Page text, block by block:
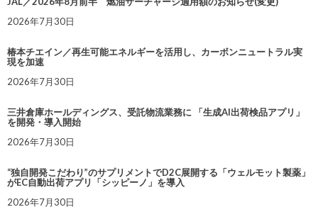
2026年7月30日
椿本チエイン／再生可能エネルギーを活用し、カーボンニュートラル実
現を加速
2026年7月30日
三井倉庫ホールディングス、受託物流業務に 「生成AI出荷検品アプリ」
を開発・導入開始
2026年7月30日
“独自開発こだわり”のサプリメントでD2C展開する「ウェルモット製薬」
がEC自動出荷アプリ「シッピーノ」を導入
2026年7月30日